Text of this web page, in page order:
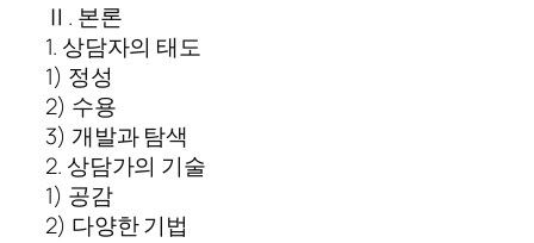
Ⅱ. 본론
1. 상담자의 태도
1) 정성
2) 수용
3) 개발과 탐색
2. 상담가의 기술
1) 공감
2) 다양한 기법